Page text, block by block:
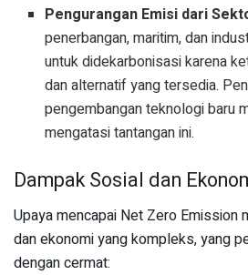
Pengurangan Emisi dari
penerbangan, maritim, dan
untuk didekarbonisasi karena
dan alternatif yang tersedia.
pengembangan teknologi baru
mengatasi tantangan ini.
Dampak Sosial dan
Upaya mencapai Net Zero Emission
dan ekonomi yang kompleks, yang
dengan cermat: